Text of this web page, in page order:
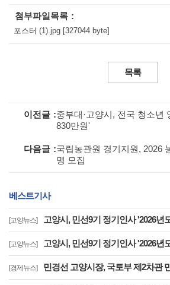
첨부파일목록
포스터 (1).jpg [327044 byte]
목록
이전글
중부대·고양시, 전국 청소년
830만원'
다음글
국립농관원 경기지원, 2026
명 모집
베스트기사
[고양뉴스] 고양시, 민선9기 정기인사 '2026년도 하반
[고양뉴스] 고양시, 민선9기 정기인사 '2026년도 하반기 6
[경제뉴스] 민경선 고양시장, 국토부 제2차관 만나 '고양